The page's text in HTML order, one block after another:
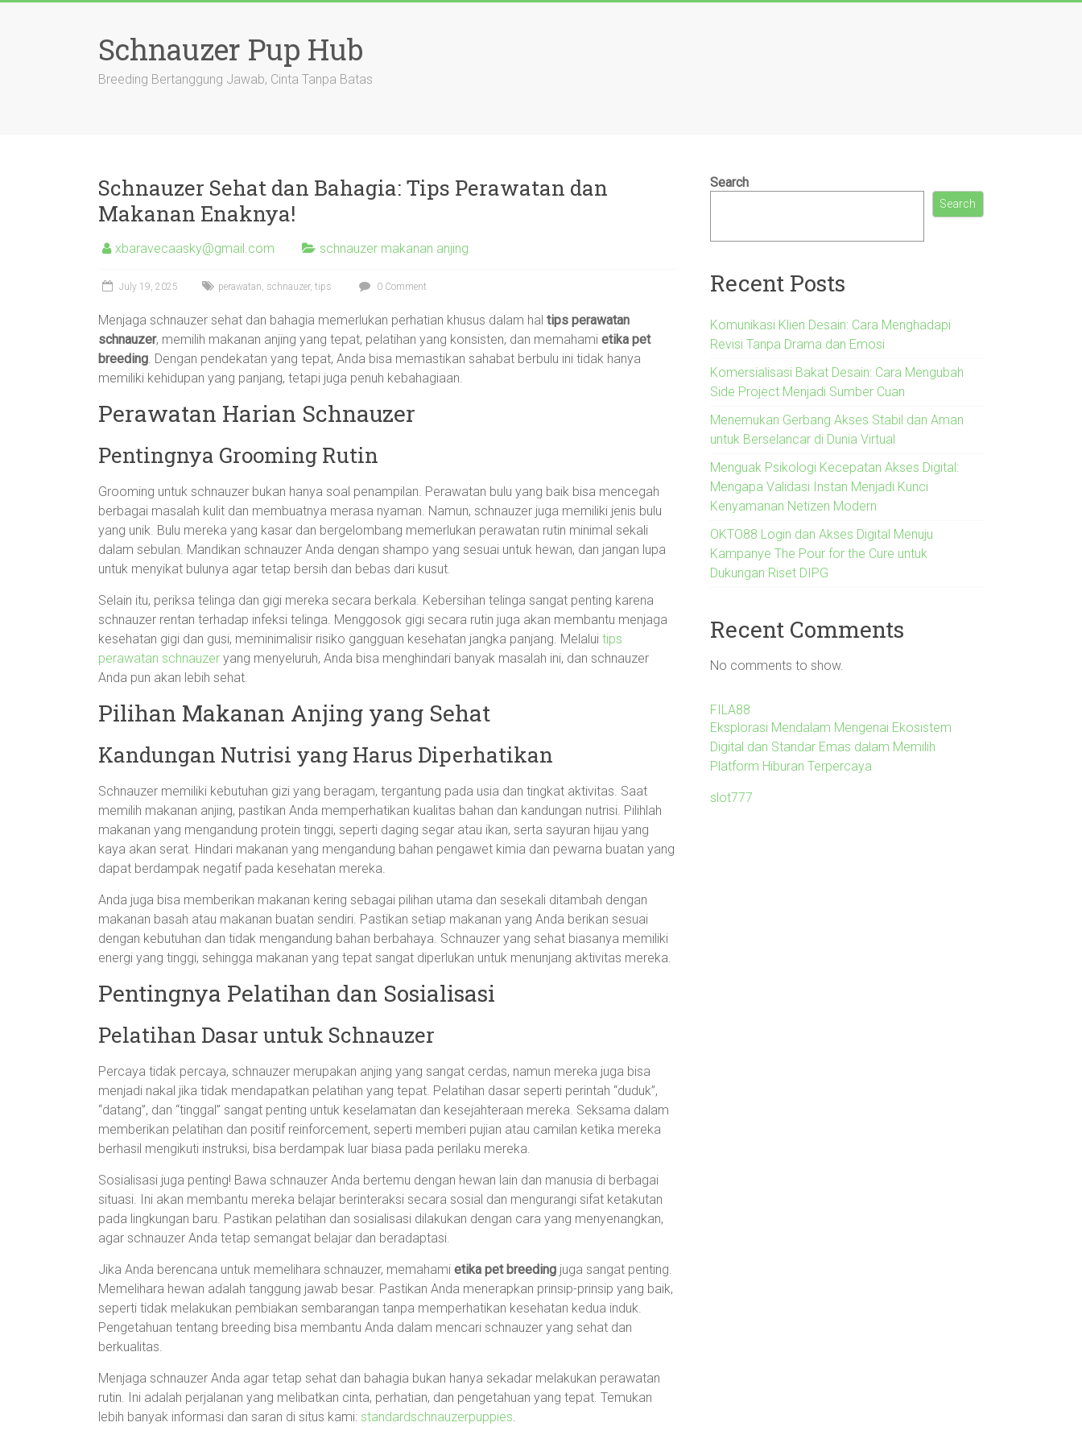
Schnauzer Pup Hub
Breeding Bertanggung Jawab, Cinta Tanpa Batas
Schnauzer Sehat dan Bahagia: Tips Perawatan dan
Makanan Enaknya!
xbaravecaasky@gmail.com schnauzer makanan anjing
July 19, 2025 perawatan, schnauzer, tips 0 Comment
Menjaga schnauzer sehat dan bahagia memerlukan perhatian khusus dalam hal tips perawatan
schnauzer, memilih makanan anjing yang tepat, pelatihan yang konsisten, dan memahami etika pet
breeding. Dengan pendekatan yang tepat, Anda bisa memastikan sahabat berbulu ini tidak hanya
memiliki kehidupan yang panjang, tetapi juga penuh kebahagiaan.
Perawatan Harian Schnauzer
Pentingnya Grooming Rutin
Grooming untuk schnauzer bukan hanya soal penampilan. Perawatan bulu yang baik bisa mencegah
berbagai masalah kulit dan membuatnya merasa nyaman. Namun, schnauzer juga memiliki jenis bulu
yang unik. Bulu mereka yang kasar dan bergelombang memerlukan perawatan rutin minimal sekali
dalam sebulan. Mandikan schnauzer Anda dengan shampo yang sesuai untuk hewan, dan jangan lupa
untuk menyikat bulunya agar tetap bersih dan bebas dari kusut.
Selain itu, periksa telinga dan gigi mereka secara berkala. Kebersihan telinga sangat penting karena
schnauzer rentan terhadap infeksi telinga. Menggosok gigi secara rutin juga akan membantu menjaga
kesehatan gigi dan gusi, meminimalisir risiko gangguan kesehatan jangka panjang. Melalui tips
perawatan schnauzer yang menyeluruh, Anda bisa menghindari banyak masalah ini, dan schnauzer
Anda pun akan lebih sehat.
Pilihan Makanan Anjing yang Sehat
Kandungan Nutrisi yang Harus Diperhatikan
Schnauzer memiliki kebutuhan gizi yang beragam, tergantung pada usia dan tingkat aktivitas. Saat
memilih makanan anjing, pastikan Anda memperhatikan kualitas bahan dan kandungan nutrisi. Pilihlah
makanan yang mengandung protein tinggi, seperti daging segar atau ikan, serta sayuran hijau yang
kaya akan serat. Hindari makanan yang mengandung bahan pengawet kimia dan pewarna buatan yang
dapat berdampak negatif pada kesehatan mereka.
Anda juga bisa memberikan makanan kering sebagai pilihan utama dan sesekali ditambah dengan
makanan basah atau makanan buatan sendiri. Pastikan setiap makanan yang Anda berikan sesuai
dengan kebutuhan dan tidak mengandung bahan berbahaya. Schnauzer yang sehat biasanya memiliki
energi yang tinggi, sehingga makanan yang tepat sangat diperlukan untuk menunjang aktivitas mereka.
Pentingnya Pelatihan dan Sosialisasi
Pelatihan Dasar untuk Schnauzer
Percaya tidak percaya, schnauzer merupakan anjing yang sangat cerdas, namun mereka juga bisa
menjadi nakal jika tidak mendapatkan pelatihan yang tepat. Pelatihan dasar seperti perintah “duduk”,
“datang”, dan “tinggal” sangat penting untuk keselamatan dan kesejahteraan mereka. Seksama dalam
memberikan pelatihan dan positif reinforcement, seperti memberi pujian atau camilan ketika mereka
berhasil mengikuti instruksi, bisa berdampak luar biasa pada perilaku mereka.
Sosialisasi juga penting! Bawa schnauzer Anda bertemu dengan hewan lain dan manusia di berbagai
situasi. Ini akan membantu mereka belajar berinteraksi secara sosial dan mengurangi sifat ketakutan
pada lingkungan baru. Pastikan pelatihan dan sosialisasi dilakukan dengan cara yang menyenangkan,
agar schnauzer Anda tetap semangat belajar dan beradaptasi.
Jika Anda berencana untuk memelihara schnauzer, memahami etika pet breeding juga sangat penting.
Memelihara hewan adalah tanggung jawab besar. Pastikan Anda menerapkan prinsip-prinsip yang baik,
seperti tidak melakukan pembiakan sembarangan tanpa memperhatikan kesehatan kedua induk.
Pengetahuan tentang breeding bisa membantu Anda dalam mencari schnauzer yang sehat dan
berkualitas.
Menjaga schnauzer Anda agar tetap sehat dan bahagia bukan hanya sekadar melakukan perawatan
rutin. Ini adalah perjalanan yang melibatkan cinta, perhatian, dan pengetahuan yang tepat. Temukan
lebih banyak informasi dan saran di situs kami: standardschnauzerpuppies.
Search
Search
Recent Posts
Komunikasi Klien Desain: Cara Menghadapi
Revisi Tanpa Drama dan Emosi
Komersialisasi Bakat Desain: Cara Mengubah
Side Project Menjadi Sumber Cuan
Menemukan Gerbang Akses Stabil dan Aman
untuk Berselancar di Dunia Virtual
Menguak Psikologi Kecepatan Akses Digital:
Mengapa Validasi Instan Menjadi Kunci
Kenyamanan Netizen Modern
OKTO88 Login dan Akses Digital Menuju
Kampanye The Pour for the Cure untuk
Dukungan Riset DIPG
Recent Comments
No comments to show.
FILA88
Eksplorasi Mendalam Mengenai Ekosistem
Digital dan Standar Emas dalam Memilih
Platform Hiburan Terpercaya
slot777